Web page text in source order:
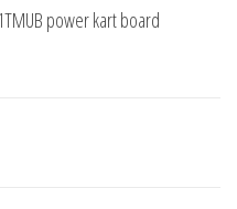
power kart board